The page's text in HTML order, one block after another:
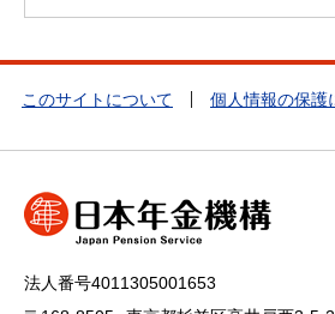
このサイトについて 個人情報の保護
法人番号4011305001653